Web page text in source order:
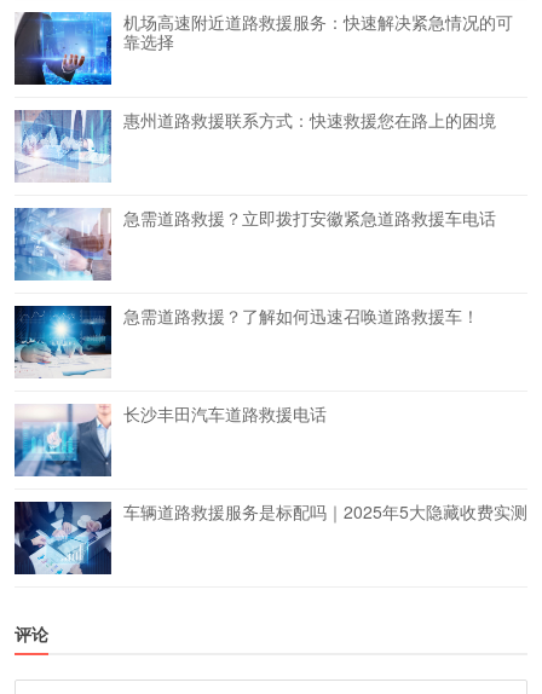
机场高速附近道路救援服务：快速解决紧急情况的可
靠选择
惠州道路救援联系方式：快速救援您在路上的困境
急需道路救援？立即拨打安徽紧急道路救援车电话
急需道路救援？了解如何迅速召唤道路救援车！
长沙丰田汽车道路救援电话
车辆道路救援服务是标配吗｜2025年5大隐藏收费实测
评论